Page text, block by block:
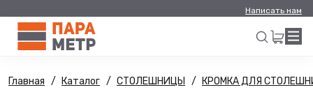
Написать нам
Искать
Главная Каталог СТОЛЕШНИЦЫ КРОМКА ДЛЯ